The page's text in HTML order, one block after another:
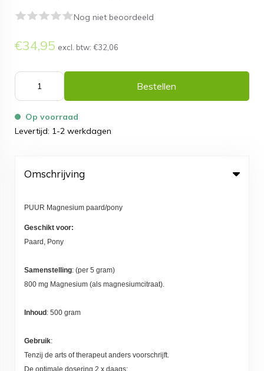
Nog niet beoordeeld
€34,95 excl. btw: €32,06
Bestellen
Op voorraad
Levertijd: 1-2 werkdagen
Omschrijving
PUUR Magnesium paard/pony
Geschikt voor:
Paard, Pony
Samenstelling: (per 5 gram)
800 mg Magnesium (als magnesiumcitraat).
Inhoud : 500 gram
Gebruik:
Tenzij de arts of therapeut anders voorschrijft.
De optimale dosering 2 x daags: